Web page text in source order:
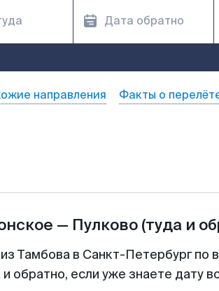
направления Факты о
— Пулково (туда и
Тамбова в Санкт-Петербург по
обратно, если уже знаете дату